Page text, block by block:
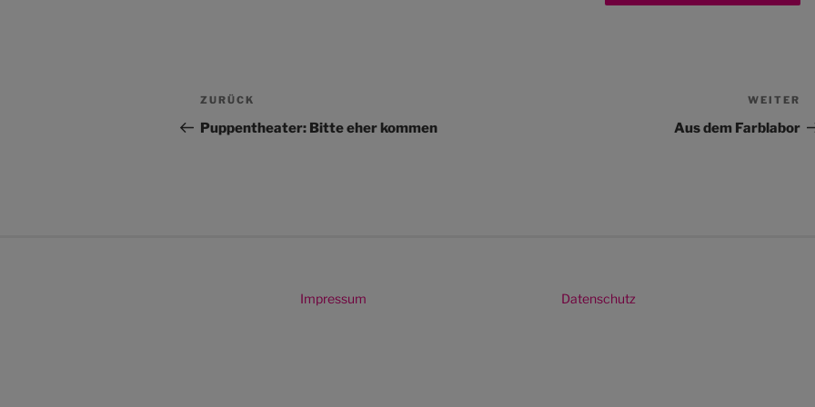
Beitragsnavigation
Vorheriger
Beitrag
ZURÜCK
Puppentheater: Bitte eher kommen
WEITER
Aus dem Farblabor
Impressum Datenschutz